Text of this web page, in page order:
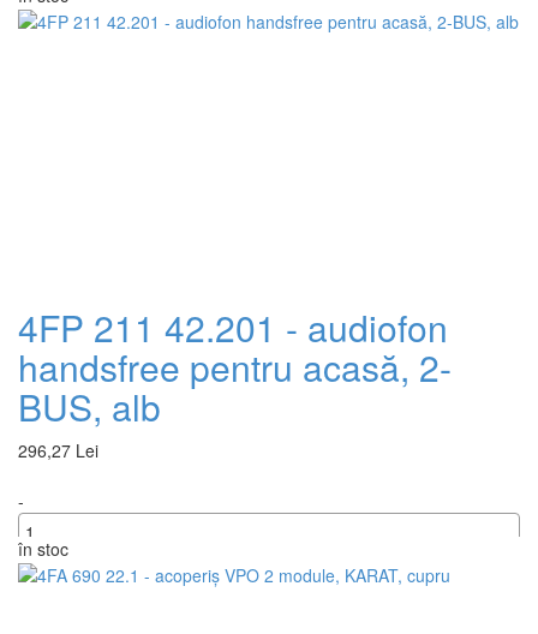
+
4FP 211 42.201 - audiofon
handsfree pentru acasă, 2-
BUS, alb
296,27 Lei
-
+
în stoc